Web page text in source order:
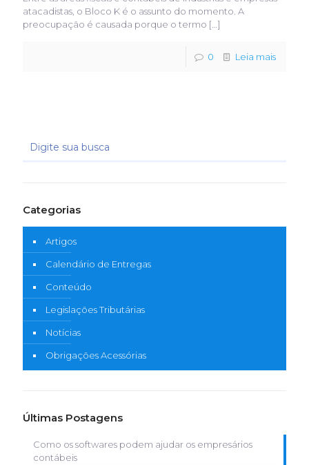
atacadistas, o Bloco K é o assunto do momento. A
preocupação é causada porque o termo […]
0 Leia mais
Categorias
Artigos
Calendário de Entregas
Conteúdo
Legislações Tributárias
Notícias
Obrigações Acessórias
Últimas Postagens
Como os softwares podem ajudar os empresários
contábeis